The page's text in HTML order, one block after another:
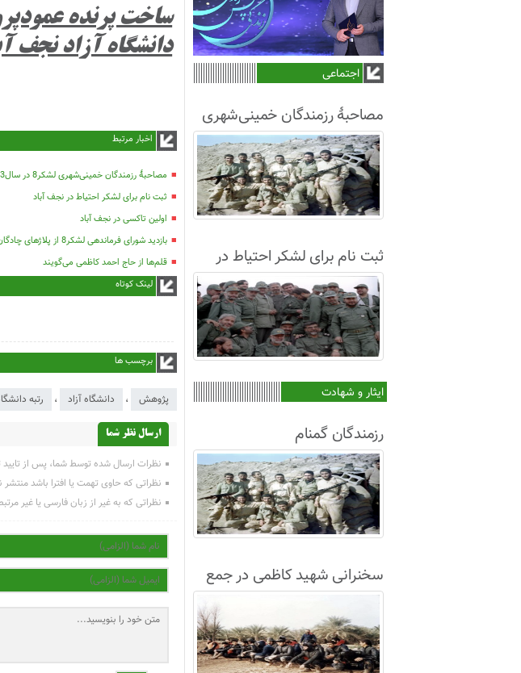
ساخت پرنده
دانشگاه آزاد نجف
اخبار مرتبط
مصاحبۀ رزمندگان خمینی‌شهری لشکر8 در سال63+فیلم
ثبت نام برای لشکر احتیاط در نجف آباد
اولین تاکسی در نجف آباد
بازدید شورای فرماندهی لشکر8 از پلاژهای چادگان در سال79+فیلم
قلم‌ها از حاج احمد کاظمی می‌گویند
لینک کوتاه
برچسب ها
پژوهش ، دانشگاه آزاد ، رتبه
ارسال نظر شما
نظرات ارسال شده توسط شما، پس از
نظراتی که حاوی تهمت یا افترا باشد
نظراتی که به غیر از زبان فارسی یا غیر
اجتماعی
مصاحبۀ رزمندگان خمینی‌شهری
لشکر8 در سال63+فیلم
ثبت نام برای لشکر احتیاط در
نجف آباد
ایثار و شهادت
رزمندگان گمنام
سخنرانی شهید کاظمی در جمع
غواصان لشکر8+فیلم